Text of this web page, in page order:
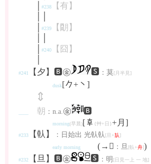
#238
【有】
#239
【朙】
#240
【囧】
#241 【夕】🅱㊎ 🆂 ：莫[月半見]
dusk[𠂊+丶]
⇕
朝 ：n.a.㊎ 🅱
morning(早晨)[𠦝 {艸+日}+月]
#233 【倝】 ：日始出 光倝倝 [旦+㫃 ]
early morning (→𦩻 ：旦[倝+舟])
#232 【旦】🅱㊎ 🆂 ：明 [日見一上 一 地]